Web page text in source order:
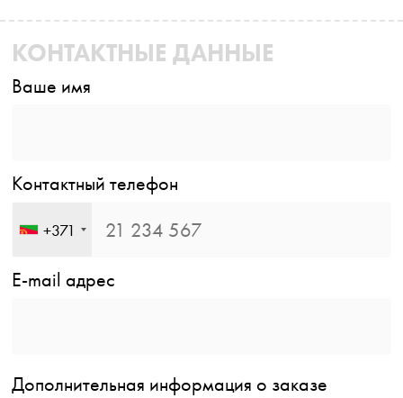
КОНТАКТНЫЕ ДАННЫЕ
Ваше имя
Контактный телефон
+371
E-mail адрес
Дополнительная информация о заказе